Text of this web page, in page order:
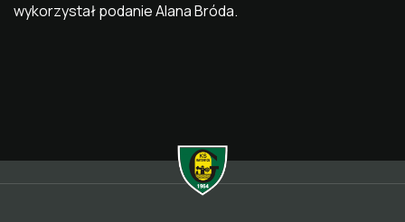
wykorzystał podanie Alana Bróda.